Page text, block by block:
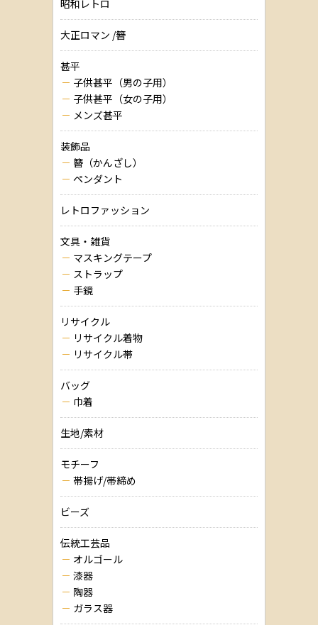
昭和レトロ
大正ロマン /簪
甚平
子供甚平（男の子用）
子供甚平（女の子用）
メンズ甚平
装飾品
簪（かんざし）
ペンダント
レトロファッション
文具・雑貨
マスキングテープ
ストラップ
手鏡
リサイクル
リサイクル着物
リサイクル帯
バッグ
巾着
生地/素材
モチーフ
帯揚げ/帯締め
ビーズ
伝統工芸品
オルゴール
漆器
陶器
ガラス器